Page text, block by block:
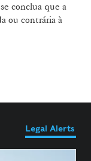
conclua que a
ou contrária à
Legal Alerts